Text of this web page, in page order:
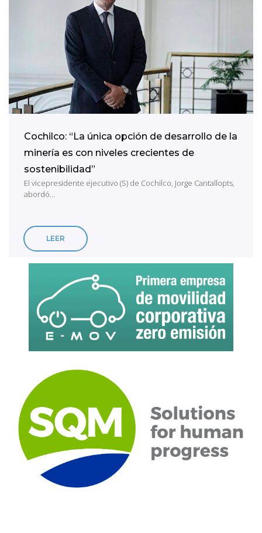
Cochilco: “La única opción de desarrollo de la
minería es con niveles crecientes de
sostenibilidad”
El vicepresidente ejecutivo (S) de Cochilco, Jorge Cantallopts,
abordó...
LEER